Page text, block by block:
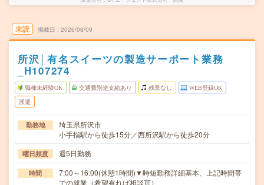
未読 掲載日 2026/08/09
所沢│有名スイーツの製造サーポート業務
_H107274
職種未経験OK 交通費別途支給あり 残業なし WEB登録OK
派遣
勤務地
埼玉県所沢市
小手指駅から徒歩15分／西所沢駅から徒歩20分
曜日頻度 週5日勤務
時間
7:00～16:00(休憩1時間)▼時短勤務詳細基本、上記時間帯
での就業（希望有れば相談可）